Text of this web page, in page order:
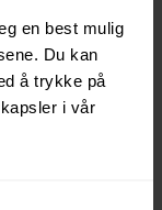
en best mulig
Du kan
å trykke på
i vår